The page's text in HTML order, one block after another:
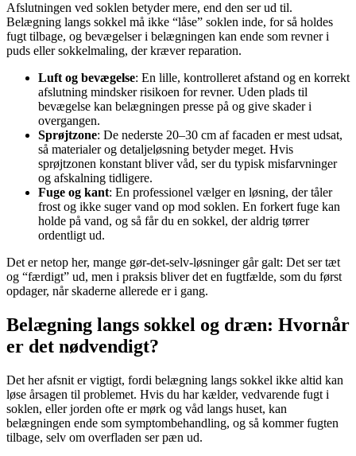
Afslutningen ved soklen betyder mere, end den ser ud til.
Belægning langs sokkel må ikke “låse” soklen inde, for så holdes
fugt tilbage, og bevægelser i belægningen kan ende som revner i
puds eller sokkelmaling, der kræver reparation.
Luft og bevægelse: En lille, kontrolleret afstand og en korrekt
afslutning mindsker risikoen for revner. Uden plads til
bevægelse kan belægningen presse på og give skader i
overgangen.
Sprøjtzone: De nederste 20–30 cm af facaden er mest udsat,
så materialer og detaljeløsning betyder meget. Hvis
sprøjtzonen konstant bliver våd, ser du typisk misfarvninger
og afskalning tidligere.
Fuge og kant: En professionel vælger en løsning, der tåler
frost og ikke suger vand op mod soklen. En forkert fuge kan
holde på vand, og så får du en sokkel, der aldrig tørrer
ordentligt ud.
Det er netop her, mange gør-det-selv-løsninger går galt: Det ser tæt
og “færdigt” ud, men i praksis bliver det en fugtfælde, som du først
opdager, når skaderne allerede er i gang.
Belægning langs sokkel og dræn: Hvornår
er det nødvendigt?
Det her afsnit er vigtigt, fordi belægning langs sokkel ikke altid kan
løse årsagen til problemet. Hvis du har kælder, vedvarende fugt i
soklen, eller jorden ofte er mørk og våd langs huset, kan
belægningen ende som symptombehandling, og så kommer fugten
tilbage, selv om overfladen ser pæn ud.